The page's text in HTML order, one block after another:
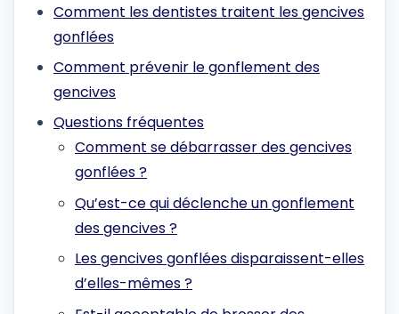
Comment les dentistes traitent les gencives
gonflées
Comment prévenir le gonflement des
gencives
Questions fréquentes
Comment se débarrasser des gencives
gonflées ?
Qu’est-ce qui déclenche un gonflement
des gencives ?
Les gencives gonflées disparaissent-elles
d’elles-mêmes ?